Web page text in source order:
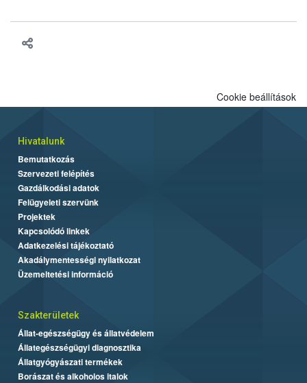
Cookie beállítások
Hivatalunk
Bemutatkozás
Szervezeti felépítés
Gazdálkodási adatok
Felügyeleti szervünk
Projektek
Kapcsolódó linkek
Adatkezelési tájékoztató
Akadálymentességi nyilatkozat
Üzemeltetési információ
Szakterületek
Állat-egészségügy és állatvédelem
Állategészségügyi diagnosztika
Állatgyógyászati termékek
Borászat és alkoholos italok